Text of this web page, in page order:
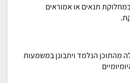
תנאים או אמוראים
מהתוכן הנלמד ויתבונן במשמעות